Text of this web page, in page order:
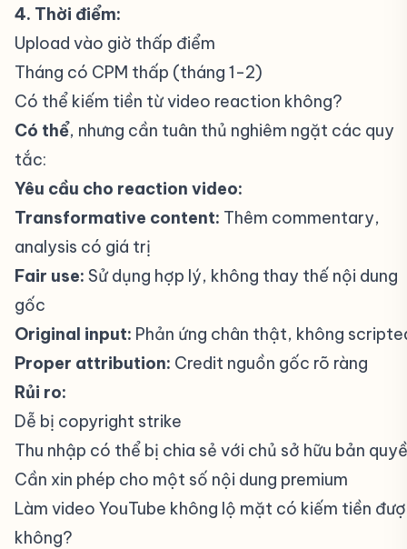
4. Thời điểm:
Upload vào giờ thấp điểm
Tháng có CPM thấp (tháng 1-2)
Có thể kiếm tiền từ video reaction không?
Có thể, nhưng cần tuân thủ nghiêm ngặt các quy
tắc:
Yêu cầu cho reaction video:
Transformative content: Thêm commentary,
analysis có giá trị
Fair use: Sử dụng hợp lý, không thay thế nội dung
gốc
Original input: Phản ứng chân thật, không
Proper attribution: Credit nguồn gốc rõ ràng
Rủi ro:
Dễ bị copyright strike
Thu nhập có thể bị chia sẻ với chủ sở hữu bản
Cần xin phép cho một số nội dung premium
Làm video YouTube không lộ mặt có kiếm tiền
không?